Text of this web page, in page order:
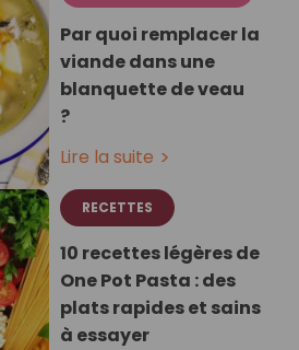
Par quoi remplacer la
viande dans une
blanquette de veau
?
Lire la suite
RECETTES
10 recettes légères de
One Pot Pasta : des
plats rapides et sains
à essayer